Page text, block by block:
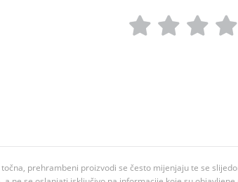
prehrambeni proizvodi se često mijenjaju te se